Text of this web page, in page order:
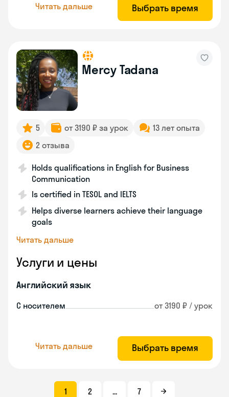
Читать дальше Выбрать время
Mercy Tadana
5 от 3190 ₽ за урок
13 лет опыта
2 отзыва
Holds qualifications in English for Business
Communication
Is certified in TESOL and IELTS
Helps diverse learners achieve their language
goals
Читать дальше
Услуги и цены
Английский язык
С носителем от 3190 ₽ / урок
Читать дальше Выбрать время
1 2 ... 7